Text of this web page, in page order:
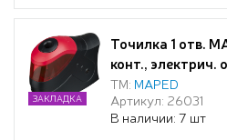
Точилка 1 отв.
конт., электрич.
ТМ: MAPED
Артикул: 26031
В наличии: 7 шт
ЗАКЛАДКА